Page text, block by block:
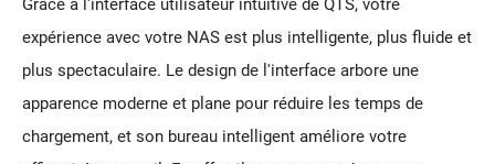
Grâce à l'interface utilisateur intuitive de QTS, votre
expérience avec votre NAS est plus intelligente, plus fluide et
plus spectaculaire. Le design de l'interface arbore une
apparence moderne et plane pour réduire les temps de
chargement, et son bureau intelligent améliore votre